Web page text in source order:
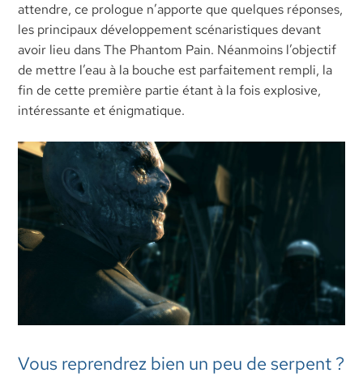
attendre, ce prologue n’apporte que quelques réponses,
les principaux développement scénaristiques devant
avoir lieu dans The Phantom Pain. Néanmoins l’objectif
de mettre l’eau à la bouche est parfaitement rempli, la
fin de cette première partie étant à la fois explosive,
intéressante et énigmatique.
Vous reprendrez bien un peu de serpent ?